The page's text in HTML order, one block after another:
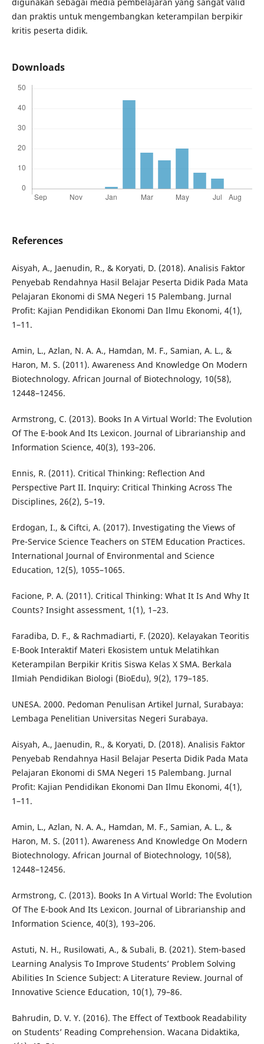
dan praktis untuk mengembangkan keterampilan berpikir
kritis peserta didik.
Downloads
References
Aisyah, A., Jaenudin, R., & Koryati, D. (2018). Analisis Faktor
Penyebab Rendahnya Hasil Belajar Peserta Didik Pada Mata
Pelajaran Ekonomi di SMA Negeri 15 Palembang. Jurnal
Profit: Kajian Pendidikan Ekonomi Dan Ilmu Ekonomi, 4(1),
1–11.
Amin, L., Azlan, N. A. A., Hamdan, M. F., Samian, A. L., &
Haron, M. S. (2011). Awareness And Knowledge On Modern
Biotechnology. African Journal of Biotechnology, 10(58),
12448–12456.
Armstrong, C. (2013). Books In A Virtual World: The Evolution
Of The E-book And Its Lexicon. Journal of Librarianship and
Information Science, 40(3), 193–206.
Ennis, R. (2011). Critical Thinking: Reflection And
Perspective Part II. Inquiry: Critical Thinking Across The
Disciplines, 26(2), 5–19.
Erdogan, I., & Ciftci, A. (2017). Investigating the Views of
Pre-Service Science Teachers on STEM Education Practices.
International Journal of Environmental and Science
Education, 12(5), 1055–1065.
Facione, P. A. (2011). Critical Thinking: What It Is And Why It
Counts? Insight assessment, 1(1), 1–23.
Faradiba, D. F., & Rachmadiarti, F. (2020). Kelayakan Teoritis
E-Book Interaktif Materi Ekosistem untuk Melatihkan
Keterampilan Berpikir Kritis Siswa Kelas X SMA. Berkala
Ilmiah Pendidikan Biologi (BioEdu), 9(2), 179–185.
UNESA. 2000. Pedoman Penulisan Artikel Jurnal, Surabaya:
Lembaga Penelitian Universitas Negeri Surabaya.
Aisyah, A., Jaenudin, R., & Koryati, D. (2018). Analisis Faktor
Penyebab Rendahnya Hasil Belajar Peserta Didik Pada Mata
Pelajaran Ekonomi di SMA Negeri 15 Palembang. Jurnal
Profit: Kajian Pendidikan Ekonomi Dan Ilmu Ekonomi, 4(1),
1–11.
Amin, L., Azlan, N. A. A., Hamdan, M. F., Samian, A. L., &
Haron, M. S. (2011). Awareness And Knowledge On Modern
Biotechnology. African Journal of Biotechnology, 10(58),
12448–12456.
Armstrong, C. (2013). Books In A Virtual World: The Evolution
Of The E-book And Its Lexicon. Journal of Librarianship and
Information Science, 40(3), 193–206.
Astuti, N. H., Rusilowati, A., & Subali, B. (2021). Stem-based
Learning Analysis To Improve Students’ Problem Solving
Abilities In Science Subject: A Literature Review. Journal of
Innovative Science Education, 10(1), 79–86.
Bahrudin, D. V. Y. (2016). The Effect of Textbook Readability
on Students’ Reading Comprehension. Wacana Didaktika,